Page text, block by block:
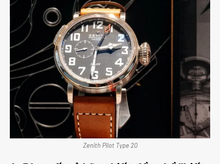
Zenith Pilot Type 20